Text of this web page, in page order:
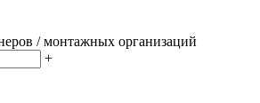
/ монтажных организаций
+